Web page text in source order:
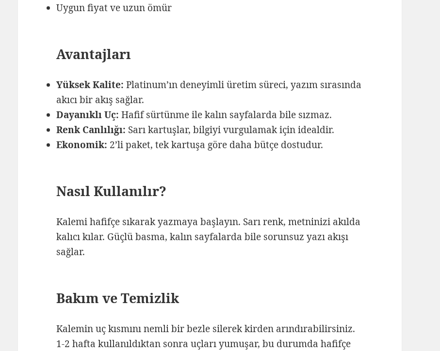
Uygun fiyat ve uzun ömür
Avantajları
Yüksek Kalite: Platinum’ın deneyimli üretim süreci, yazım sırasında
akıcı bir akış sağlar.
Dayanıklı Uç: Hafif sürtünme ile kalın sayfalarda bile sızmaz.
Renk Canlılığı: Sarı kartuşlar, bilgiyi vurgulamak için idealdir.
Ekonomik: 2’li paket, tek kartuşa göre daha bütçe dostudur.
Nasıl Kullanılır?
Kalemi hafifçe sıkarak yazmaya başlayın. Sarı renk, metninizi akılda
kalıcı kılar. Güçlü basma, kalın sayfalarda bile sorunsuz yazı akışı
sağlar.
Bakım ve Temizlik
Kalemin uç kısmını nemli bir bezle silerek kirden arındırabilirsiniz.
1-2 hafta kullanıldıktan sonra uçları yumuşar, bu durumda hafifçe